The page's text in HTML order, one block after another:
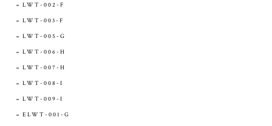
LWT-002-F
LWT-003-F
LWT-005-G
LWT-006-H
LWT-007-H
LWT-008-I
LWT-009-I
ELWT-001-G